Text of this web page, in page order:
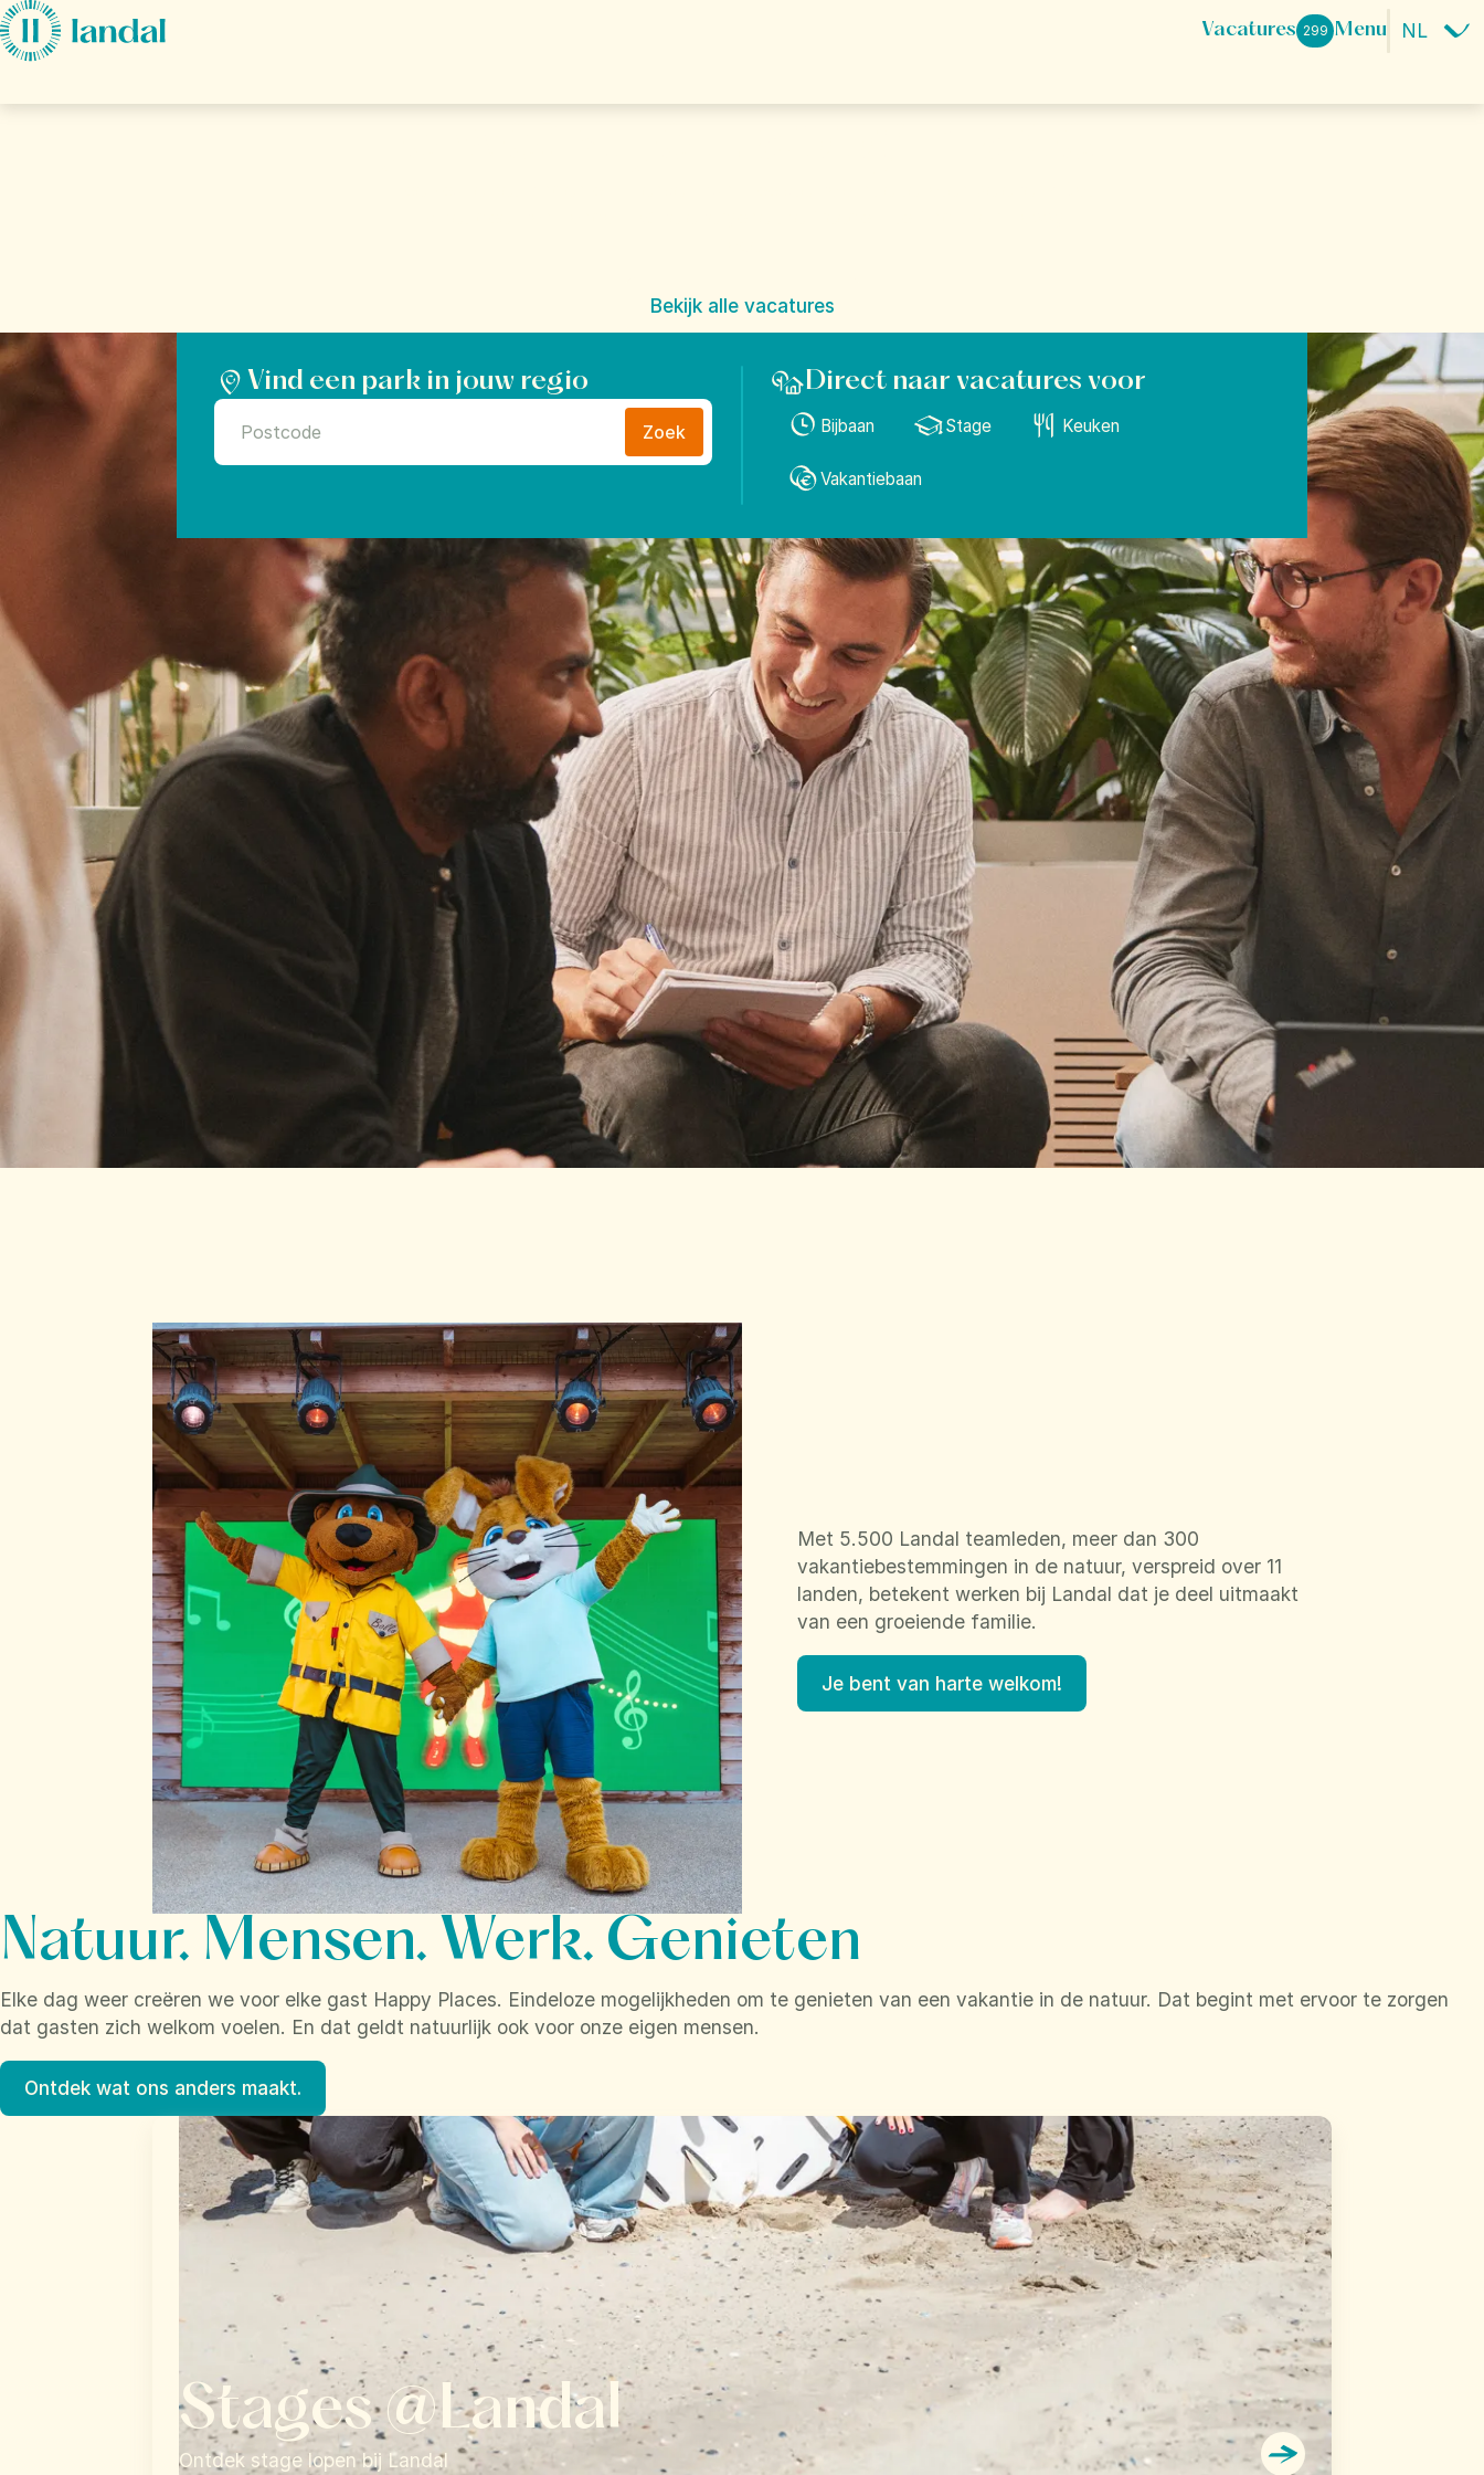
Vacatures 299 Menu
Bekijk alle vacatures
Vind een park in jouw regio
Zoek
Direct naar vacatures voor
Bijbaan Stage Keuken
Vakantiebaan
Met 5.500 Landal teamleden, meer dan 300
vakantiebestemmingen in de natuur, verspreid over 11
landen, betekent werken bij Landal dat je deel uitmaakt
van een groeiende familie.
Je bent van harte welkom!
Natuur. Mensen. Werk. Genieten
Elke dag weer creëren we voor elke gast Happy Places. Eindeloze mogelijkheden om te genieten van een vakantie in de natuur. Dat begint met ervoor te zorgen
dat gasten zich welkom voelen. En dat geldt natuurlijk ook voor onze eigen mensen.
Ontdek wat ons anders maakt.
Stages @Landal
Ontdek stage lopen bij Landal